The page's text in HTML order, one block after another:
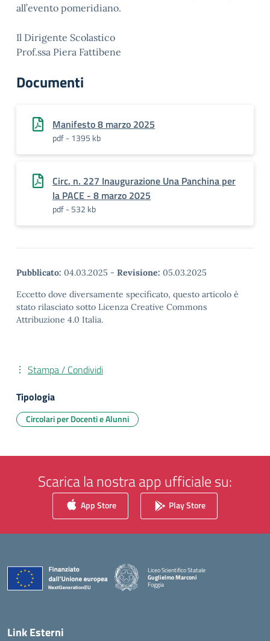
all’evento pomeridiano.
Il Dirigente Scolastico
Prof.ssa Piera Fattibene
Documenti
Manifesto 8 marzo 2025
pdf - 1395 kb
Circ. n. 227 Inaugurazione Una Panchina per
la PACE - 8 marzo 2025
pdf - 532 kb
Pubblicato: 04.03.2025 - Revisione: 05.03.2025
Eccetto dove diversamente specificato, questo articolo è
stato rilasciato sotto Licenza Creative Commons
Attribuzione 4.0 Italia.
Stampa / Condividi
Tipologia
Circolari per Docenti e Alunni
Scarica la nostra app ufficiale su:
App Store Play Store
Liceo Scientifico Statale
Guglielmo Marconi
Foggia
— Visita la pagina iniziale della scuola
Link Esterni